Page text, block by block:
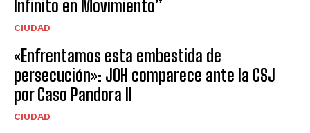
Infinito en Movimiento”
CIUDAD
«Enfrentamos esta embestida de
persecución»: JOH comparece ante la CSJ
por Caso Pandora II
CIUDAD